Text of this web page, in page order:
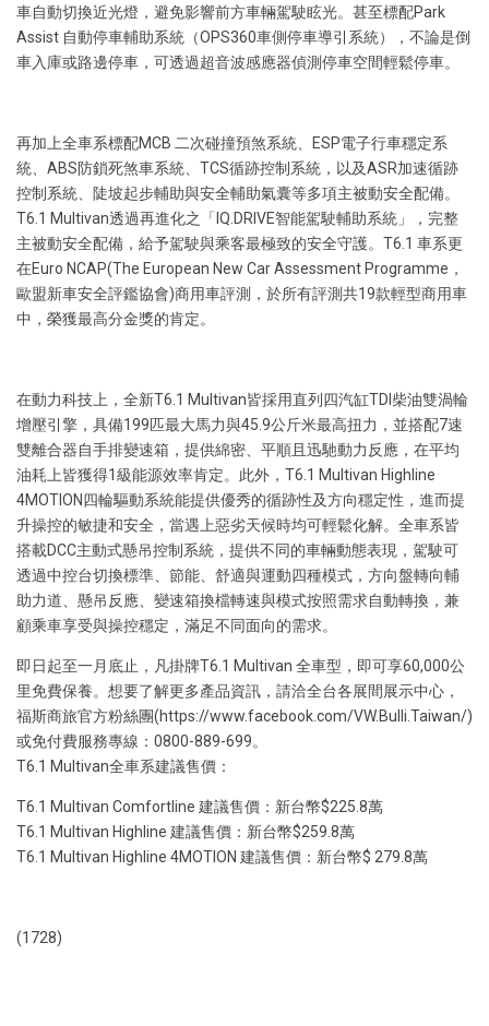
車自動切換近光燈，避免影響前方車輛駕駛眩光。甚至標配Park
Assist 自動停車輔助系統（OPS360車側停車導引系統），不論是倒
車入庫或路邊停車，可透過超音波感應器偵測停車空間輕鬆停車。
再加上全車系標配MCB 二次碰撞預煞系統、ESP電子行車穩定系
統、ABS防鎖死煞車系統、TCS循跡控制系統，以及ASR加速循跡
控制系統、陡坡起步輔助與安全輔助氣囊等多項主被動安全配備。
T6.1 Multivan透過再進化之「IQ.DRIVE智能駕駛輔助系統」，完整
主被動安全配備，給予駕駛與乘客最極致的安全守護。T6.1 車系更
在Euro NCAP(The European New Car Assessment Programme，
歐盟新車安全評鑑協會)商用車評測，於所有評測共19款輕型商用車
中，榮獲最高分金獎的肯定。
在動力科技上，全新T6.1 Multivan皆採用直列四汽缸TDI柴油雙渦輪
增壓引擎，具備199匹最大馬力與45.9公斤米最高扭力，並搭配7速
雙離合器自手排變速箱，提供綿密、平順且迅馳動力反應，在平均
油耗上皆獲得1級能源效率肯定。此外，T6.1 Multivan Highline
4MOTION四輪驅動系統能提供優秀的循跡性及方向穩定性，進而提
升操控的敏捷和安全，當遇上惡劣天候時均可輕鬆化解。全車系皆
搭載DCC主動式懸吊控制系統，提供不同的車輛動態表現，駕駛可
透過中控台切換標準、節能、舒適與運動四種模式，方向盤轉向輔
助力道、懸吊反應、變速箱換檔轉速與模式按照需求自動轉換，兼
顧乘車享受與操控穩定，滿足不同面向的需求。
即日起至一月底止，凡掛牌T6.1 Multivan 全車型，即可享60,000公
里免費保養。想要了解更多產品資訊，請洽全台各展間展示中心，
福斯商旅官方粉絲團(https://www.facebook.com/VW.Bulli.Taiwan/)
或免付費服務專線：0800-889-699。
T6.1 Multivan全車系建議售價：
T6.1 Multivan Comfortline 建議售價：新台幣$225.8萬
T6.1 Multivan Highline 建議售價：新台幣$259.8萬
T6.1 Multivan Highline 4MOTION 建議售價：新台幣$ 279.8萬
(1728)